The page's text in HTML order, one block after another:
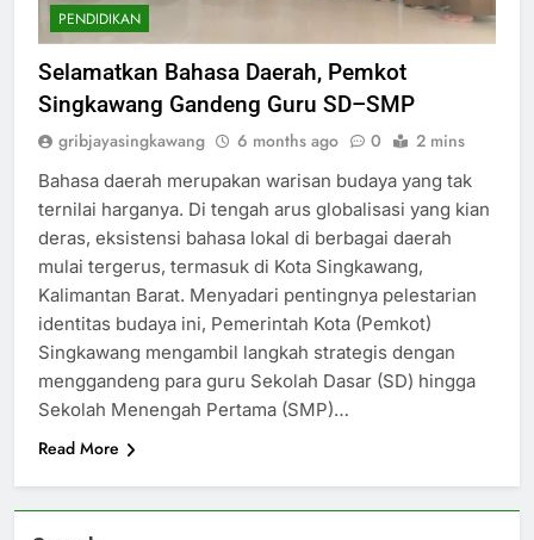
PENDIDIKAN
Selamatkan Bahasa Daerah, Pemkot
Singkawang Gandeng Guru SD–SMP
gribjayasingkawang 6 months ago 0 2 mins
Bahasa daerah merupakan warisan budaya yang tak
ternilai harganya. Di tengah arus globalisasi yang kian
deras, eksistensi bahasa lokal di berbagai daerah
mulai tergerus, termasuk di Kota Singkawang,
Kalimantan Barat. Menyadari pentingnya pelestarian
identitas budaya ini, Pemerintah Kota (Pemkot)
Singkawang mengambil langkah strategis dengan
menggandeng para guru Sekolah Dasar (SD) hingga
Sekolah Menengah Pertama (SMP)…
Read More